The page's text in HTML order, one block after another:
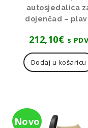
autosjedalica
dojenčad –
212,10€ s
Dodaj u košaricu
Novo